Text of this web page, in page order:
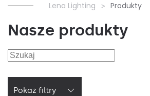
Lena Lighting Produkty
Nasze produkty
Pokaż filtry